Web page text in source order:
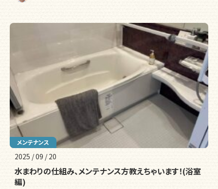
メンテナンス
2025 / 09 / 20
水まわりの仕組み、メンテナンス方教えちゃいます！(浴室
編)